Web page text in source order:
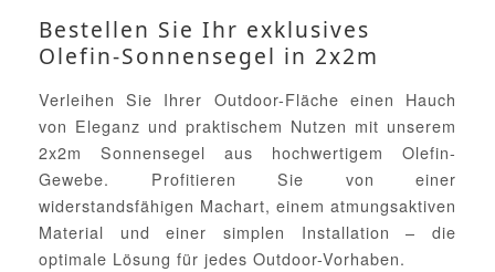
Bestellen Sie Ihr exklusives
Olefin-Sonnensegel in 2x2m
Verleihen Sie Ihrer Outdoor-Fläche einen Hauch
von Eleganz und praktischem Nutzen mit unserem
2x2m Sonnensegel aus hochwertigem Olefin-
Gewebe. Profitieren Sie von einer
widerstandsfähigen Machart, einem atmungsaktiven
Material und einer simplen Installation – die
optimale Lösung für jedes Outdoor-Vorhaben.